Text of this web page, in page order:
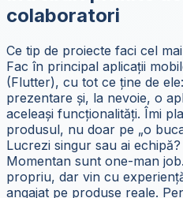
colaboratori
Ce tip de proiecte faci cel
Fac în principal aplicații
(Flutter), cu tot ce ține de
prezentare și, la nevoie, o
aceleași funcționalități. Îmi
produsul, nu doar pe „o
Lucrezi singur sau ai echipă?
Momentan sunt one-man
propriu, dar vin cu
angajat pe produse reale.